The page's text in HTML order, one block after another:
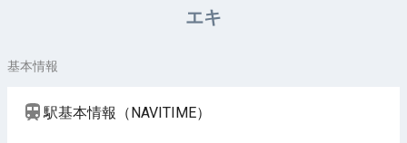
エキ
基本情報
駅基本情報（NAVITIME）